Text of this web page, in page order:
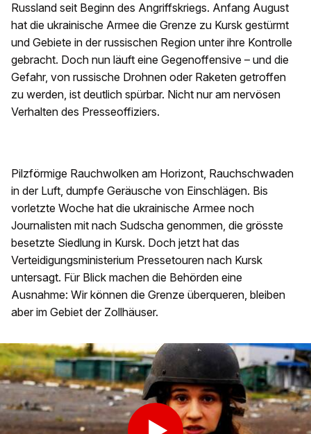
Russland seit Beginn des Angriffskriegs. Anfang August
hat die ukrainische Armee die Grenze zu Kursk gestürmt
und Gebiete in der russischen Region unter ihre Kontrolle
gebracht. Doch nun läuft eine Gegenoffensive – und die
Gefahr, von russische Drohnen oder Raketen getroffen
zu werden, ist deutlich spürbar. Nicht nur am nervösen
Verhalten des Presseoffiziers.
Pilzförmige Rauchwolken am Horizont, Rauchschwaden
in der Luft, dumpfe Geräusche von Einschlägen. Bis
vorletzte Woche hat die ukrainische Armee noch
Journalisten mit nach Sudscha genommen, die grösste
besetzte Siedlung in Kursk. Doch jetzt hat das
Verteidigungsministerium Pressetouren nach Kursk
untersagt. Für Blick machen die Behörden eine
Ausnahme: Wir können die Grenze überqueren, bleiben
aber im Gebiet der Zollhäuser.